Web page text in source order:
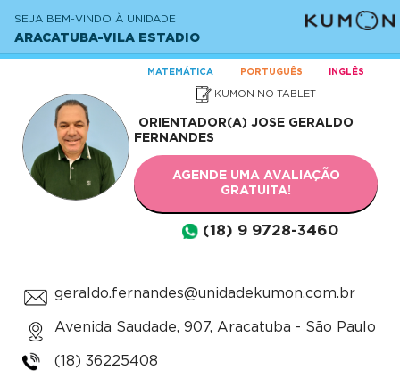
SEJA BEM-VINDO À UNIDADE
ARACATUBA-VILA ESTADIO
MATEMÁTICA PORTUGUÊS INGLÊS
KUMON NO TABLET
ORIENTADOR(A) JOSE GERALDO
FERNANDES
AGENDE UMA AVALIAÇÃO
GRATUITA!
(18) 9 9728-3460
geraldo.fernandes@unidadekumon.com.br
Avenida Saudade, 907, Aracatuba - São Paulo
(18) 36225408